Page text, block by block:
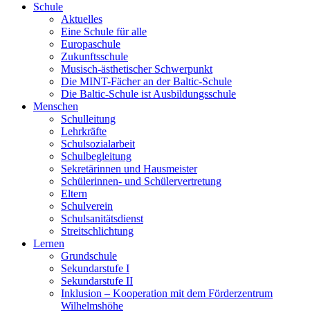
Schule
Aktuelles
Eine Schule für alle
Europaschule
Zukunftsschule
Musisch-ästhetischer Schwerpunkt
Die MINT-Fächer an der Baltic-Schule
Die Baltic-Schule ist Ausbildungsschule
Menschen
Schulleitung
Lehrkräfte
Schulsozialarbeit
Schulbegleitung
Sekretärinnen und Hausmeister
Schülerinnen- und Schülervertretung
Eltern
Schulverein
Schulsanitätsdienst
Streitschlichtung
Lernen
Grundschule
Sekundarstufe I
Sekundarstufe II
Inklusion – Kooperation mit dem Förderzentrum
Wilhelmshöhe